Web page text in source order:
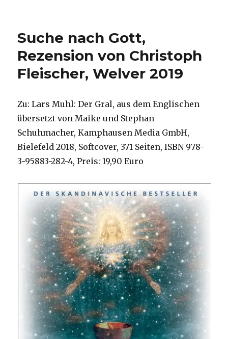
Rezension
Christoph
Fleischer,
Welver
Suche nach Gott,
Rezension von Christoph
Fleischer, Welver 2019
Zu: Lars Muhl: Der Gral, aus dem Englischen
übersetzt von Maike und Stephan
Schuhmacher, Kamphausen Media GmbH,
Bielefeld 2018, Softcover, 371 Seiten, ISBN 978-
3-95883-282-4, Preis: 19,90 Euro